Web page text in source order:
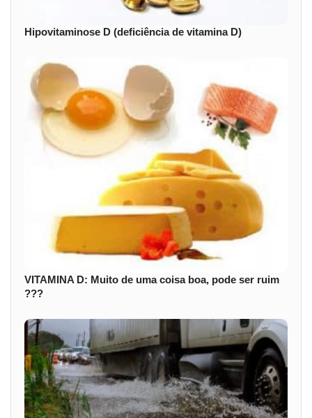
Hipovitaminose D (deficiência de vitamina D)
VITAMINA D: Muito de uma coisa boa, pode ser ruim
???